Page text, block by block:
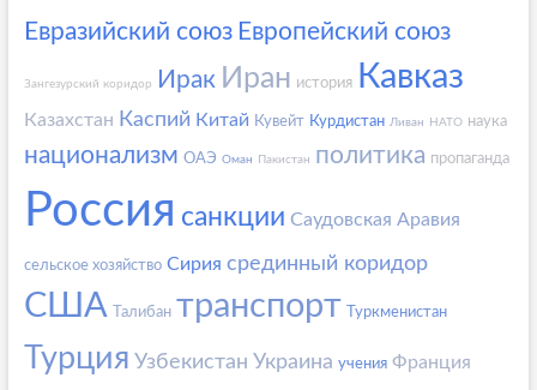
Евразийский союз Европейский союз
Зангезурский коридор Ирак Иран история Кавказ
Казахстан Каспий Китай Кувейт Курдистан Ливан НАТО наука
национализм ОАЭ Оман Пакистан политика пропаганда
Россия санкции Саудовская Аравия
сельское хозяйство Сирия срединный коридор
США Талибан транспорт Туркменистан
Турция Узбекистан Украина учения Франция